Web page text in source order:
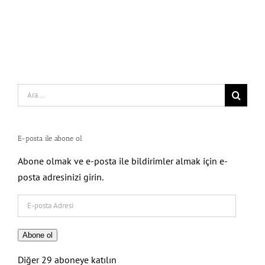
Search
for:
E-posta ile abone ol
Abone olmak ve e-posta ile bildirimler almak için e-
posta adresinizi girin.
posta
Adresi
Abone ol
Diğer 29 aboneye katılın